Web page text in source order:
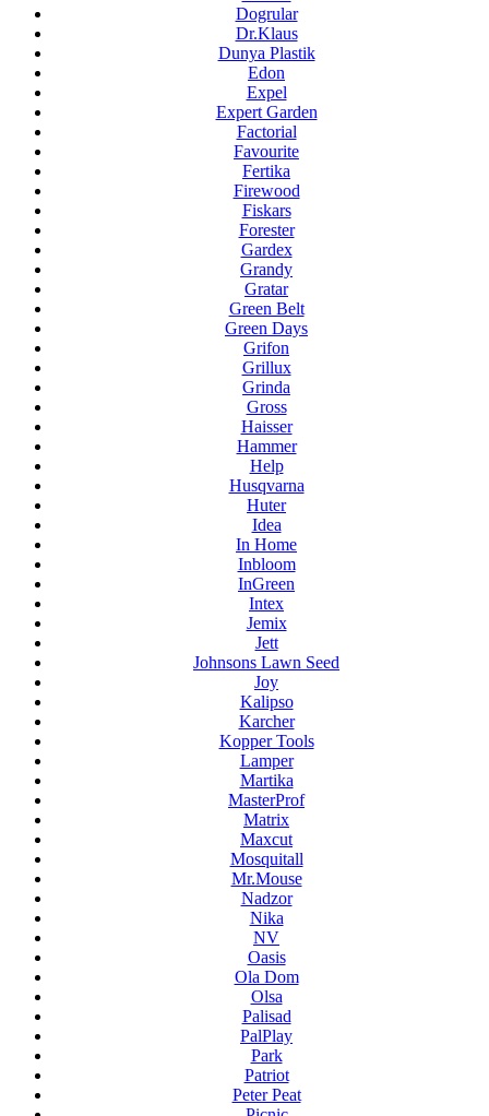
Dogrular
Dr.Klaus
Dunya Plastik
Edon
Expel
Expert Garden
Factorial
Favourite
Fertika
Firewood
Fiskars
Forester
Gardex
Grandy
Gratar
Green Belt
Green Days
Grifon
Grillux
Grinda
Gross
Haisser
Hammer
Help
Husqvarna
Huter
Idea
In Home
Inbloom
InGreen
Intex
Jemix
Jett
Johnsons Lawn Seed
Joy
Kalipso
Karcher
Kopper Tools
Lamper
Martika
MasterProf
Matrix
Maxcut
Mosquitall
Mr.Mouse
Nadzor
Nika
NV
Oasis
Ola Dom
Olsa
Palisad
PalPlay
Park
Patriot
Peter Peat